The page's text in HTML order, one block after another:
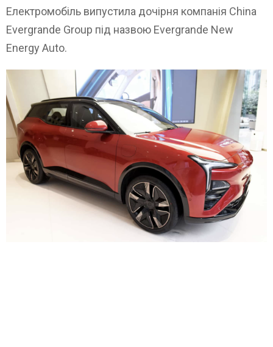
Електромобіль випустила дочірня компанія China
Evergrande Group під назвою Evergrande New
Energy Auto.